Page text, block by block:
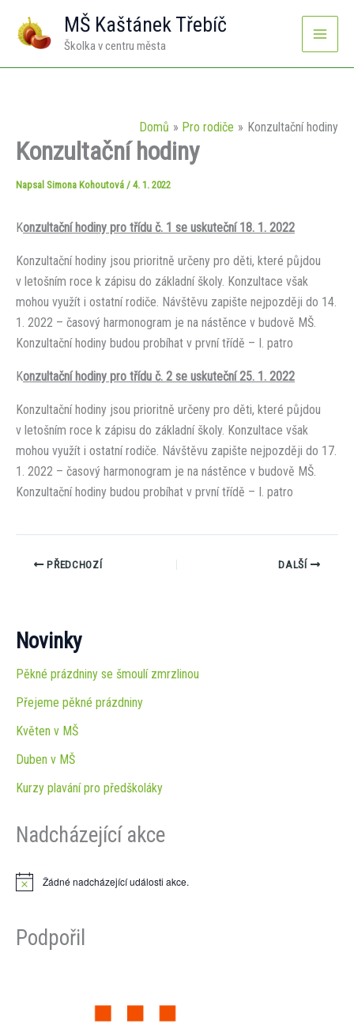
obsah
MŠ Kaštánek Třebíč
Školka v centru města
Domů Pro rodiče Konzultační hodiny
Konzultační hodiny
Napsal Simona Kohoutová / 4. 1. 2022
Konzultační hodiny pro třídu č. 1 se uskuteční 18. 1. 2022
Konzultační hodiny jsou prioritně určeny pro děti, které půjdou
v letošním roce k zápisu do základní školy. Konzultace však
mohou využít i ostatní rodiče. Návštěvu zapište nejpozději do 14.
1. 2022 – časový harmonogram je na nástěnce v budově MŠ.
Konzultační hodiny budou probíhat v první třídě – I. patro
Konzultační hodiny pro třídu č. 2 se uskuteční 25. 1. 2022
Konzultační hodiny jsou prioritně určeny pro děti, které půjdou
v letošním roce k zápisu do základní školy. Konzultace však
mohou využít i ostatní rodiče. Návštěvu zapište nejpozději do 17.
1. 2022 – časový harmonogram je na nástěnce v budově MŠ.
Konzultační hodiny budou probíhat v první třídě – I. patro
PŘEDCHOZÍ DALŠÍ
Novinky
Pěkné prázdniny se šmoulí zmrzlinou
Přejeme pěkné prázdniny
Květen v MŠ
Duben v MŠ
Kurzy plavání pro předškoláky
Nadcházející akce
N
c
Žádné nadcházející události akce.
Podpořil